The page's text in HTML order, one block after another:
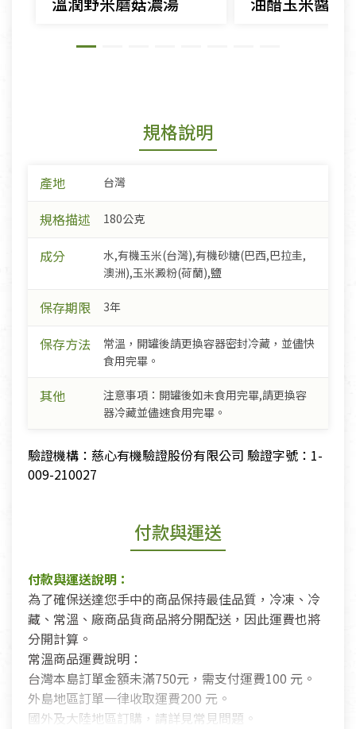
規格說明
產地 台灣
規格描述 180公克
成分
水,有機玉米(台灣),有機砂糖(巴西,巴拉圭,
澳洲),玉米澱粉(荷蘭),鹽
保存期限 3年
保存方法
常溫，開罐後請更換容器密封冷藏，並儘快
食用完畢。
其他
注意事項：開罐後如未食用完畢,請更換容
器冷藏並儘速食用完畢。
驗證機構：慈心有機驗證股份有限公司 驗證字號：1-
009-210027
付款與運送
付款與運送說明：
為了確保送達您手中的商品保持最佳品質，冷凍、冷
藏、常溫、廠商品貨商品將分開配送，因此運費也將
分開計算。
常溫商品運費說明：
台灣本島訂單金額未滿750元，需支付運費100 元。
外島地區訂單一律收取運費200 元。
國外及大陸地區訂購，請詳見常見問題。